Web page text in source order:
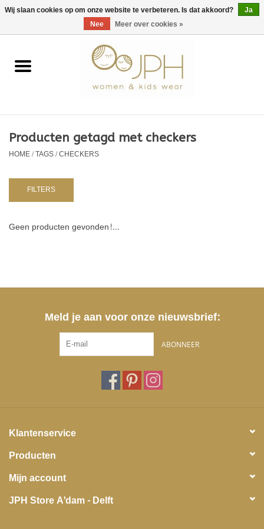
EUR/GBP/USD 0 Artikelen - €0,00
Home
Kids
NURSERY / TABLEWARE
Producten getagd met checkers
HOME/TAGS/CHECKERS
FILTERS
Geen producten gevonden!...
Meld je aan voor onze nieuwsbrief:
ABONNEER
Klantenservice
Producten
Mijn account
JPH Store A'dam - Delft
Wij slaan cookies op om onze website te verbeteren. Is dat akkoord?
Ja
Nee
Meer over cookies »